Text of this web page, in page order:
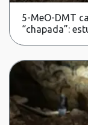
5-MeO-DMT
“chapada”: